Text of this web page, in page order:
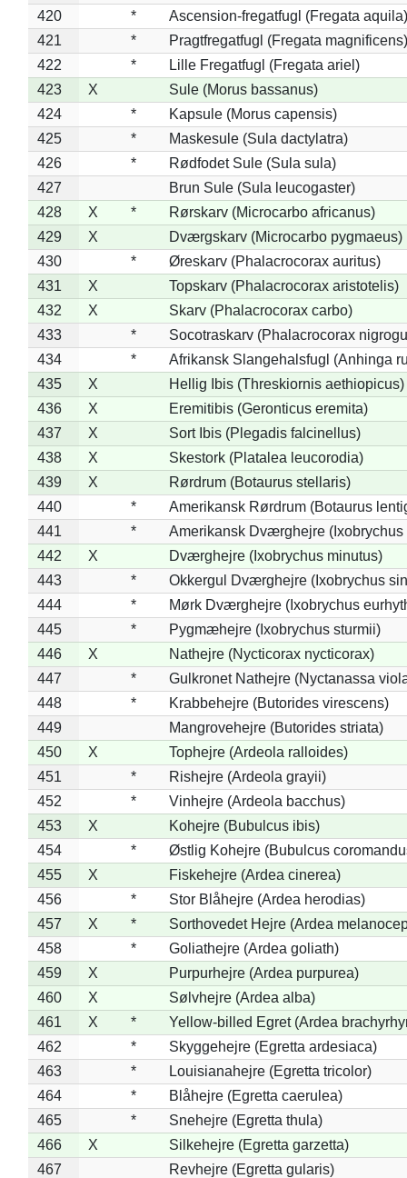
420
*
Ascension-fregatfugl (Fregata aquila)
421
*
Pragtfregatfugl (Fregata magnificens)
422
*
Lille Fregatfugl (Fregata ariel)
423
X
Sule (Morus bassanus)
424
*
Kapsule (Morus capensis)
425
*
Maskesule (Sula dactylatra)
426
*
Rødfodet Sule (Sula sula)
427
Brun Sule (Sula leucogaster)
428
X *
Rørskarv (Microcarbo africanus)
429
X
Dværgskarv (Microcarbo pygmaeus)
430
*
Øreskarv (Phalacrocorax auritus)
431
X
Topskarv (Phalacrocorax aristotelis)
432
X
Skarv (Phalacrocorax carbo)
433
*
Socotraskarv (Phalacrocorax
434
*
Afrikansk Slangehalsfugl (Anhinga
435
X
Hellig Ibis (Threskiornis aethiopicus)
436
X
Eremitibis (Geronticus eremita)
437
X
Sort Ibis (Plegadis falcinellus)
438
X
Skestork (Platalea leucorodia)
439
X
Rørdrum (Botaurus stellaris)
440
*
Amerikansk Rørdrum (Botaurus
441
*
Amerikansk Dværghejre (Ixobrychus
442
X
Dværghejre (Ixobrychus minutus)
443
*
Okkergul Dværghejre (Ixobrychus
444
*
Mørk Dværghejre (Ixobrychus
445
*
Pygmæhejre (Ixobrychus sturmii)
446
X
Nathejre (Nycticorax nycticorax)
447
*
Gulkronet Nathejre (Nyctanassa
448
*
Krabbehejre (Butorides virescens)
449
Mangrovehejre (Butorides striata)
450
X
Tophejre (Ardeola ralloides)
451
*
Rishejre (Ardeola grayii)
452
*
Vinhejre (Ardeola bacchus)
453
X
Kohejre (Bubulcus ibis)
454
*
Østlig Kohejre (Bubulcus
455
X
Fiskehejre (Ardea cinerea)
456
*
Stor Blåhejre (Ardea herodias)
457
X *
Sorthovedet Hejre (Ardea
458
*
Goliathejre (Ardea goliath)
459
X
Purpurhejre (Ardea purpurea)
460
X
Sølvhejre (Ardea alba)
461
X *
Yellow-billed Egret (Ardea
462
*
Skyggehejre (Egretta ardesiaca)
463
*
Louisianahejre (Egretta tricolor)
464
*
Blåhejre (Egretta caerulea)
465
*
Snehejre (Egretta thula)
466
X
Silkehejre (Egretta garzetta)
467
Revhejre (Egretta gularis)